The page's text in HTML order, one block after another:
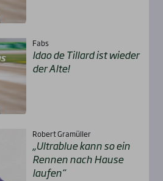
Fabs
Idao de Til­lard ist wie­der
der Alte!
Robert Gramüller
„Ultra­b­lue kann so ein
Ren­nen nach Hau­se
lau­fen“